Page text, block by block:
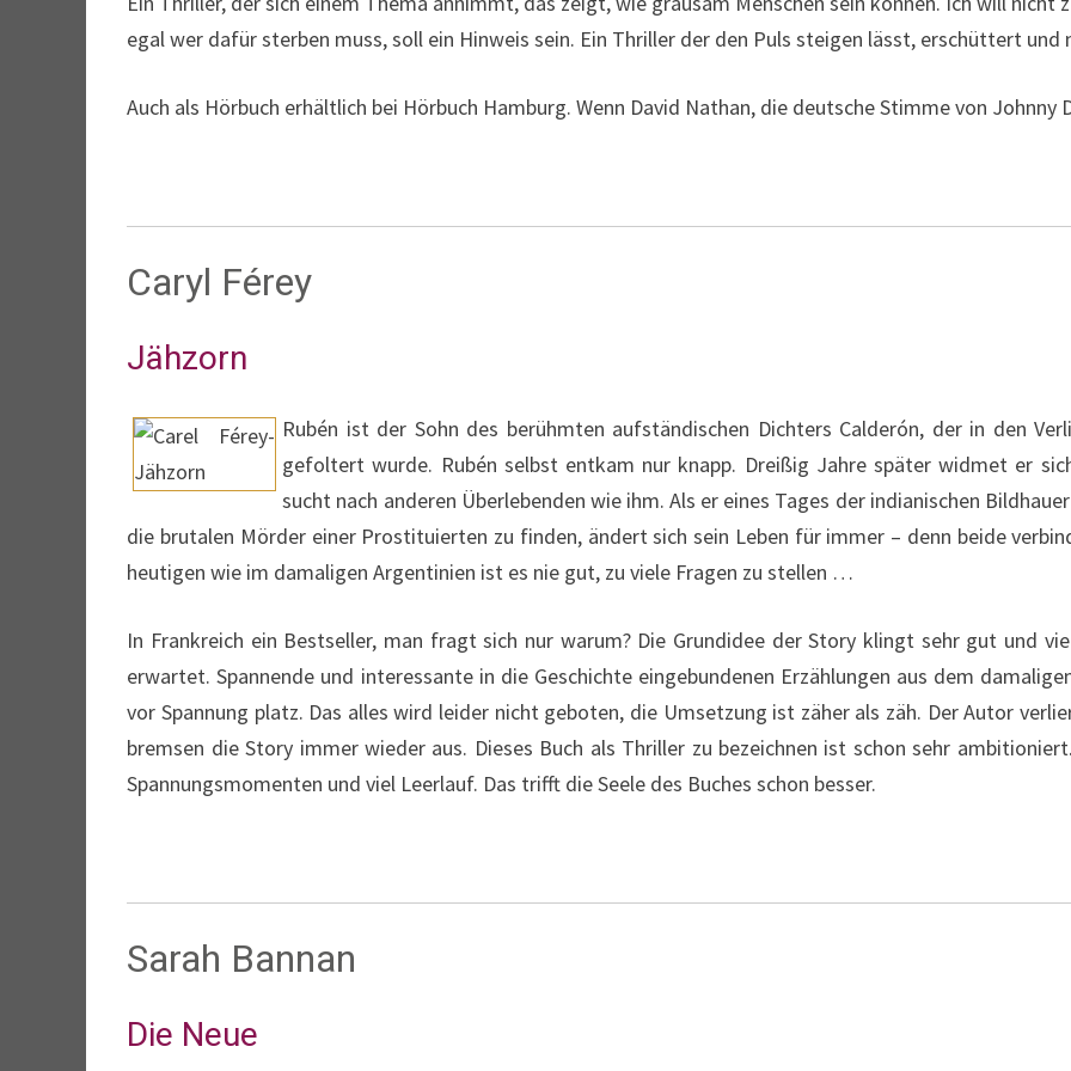
egal wer dafür sterben muss, soll ein Hinweis sein. Ein Thriller der den Puls steigen lässt, erschüttert
Auch als Hörbuch erhältlich bei Hörbuch Hamburg. Wenn David Nathan, die deutsche Stimme von Johnny
Caryl Férey
Jähzorn
Rubén ist der Sohn des berühmten aufständischen Dichters Calderón, der in den
gefoltert wurde. Rubén selbst entkam nur knapp. Dreißig Jahre später widmet er
sucht nach anderen Überlebenden wie ihm. Als er eines Tages der indianischen
die brutalen Mörder einer Prostituierten zu finden, ändert sich sein Leben für immer – denn beide
heutigen wie im damaligen Argentinien ist es nie gut, zu viele Fragen zu stellen …
In Frankreich ein Bestseller, man fragt sich nur warum? Die Grundidee der Story klingt sehr gut und
erwartet. Spannende und interessante in die Geschichte eingebundenen Erzählungen aus dem
vor Spannung platz. Das alles wird leider nicht geboten, die Umsetzung ist zäher als zäh. Der Autor
bremsen die Story immer wieder aus. Dieses Buch als Thriller zu bezeichnen ist schon sehr
Spannungsmomenten und viel Leerlauf. Das trifft die Seele des Buches schon besser.
Sarah Bannan
Die Neue